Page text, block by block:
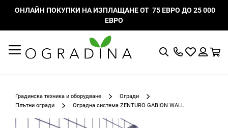
ОНЛАЙН ПОКУПКИ НА ИЗПЛАЩАНЕ ОТ 75 ЕВРО ДО 25 000
ЕВРО
ТърсенеМоят
Градинска техника и оборудване
Огради
Плътни огради
Оградна система ZENTURO GABION WALL
Преминете